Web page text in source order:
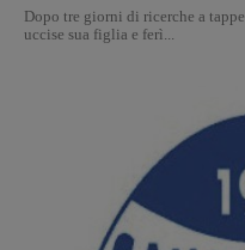
Dopo tre giorni di ricerche a
uccise sua figlia e ferì...